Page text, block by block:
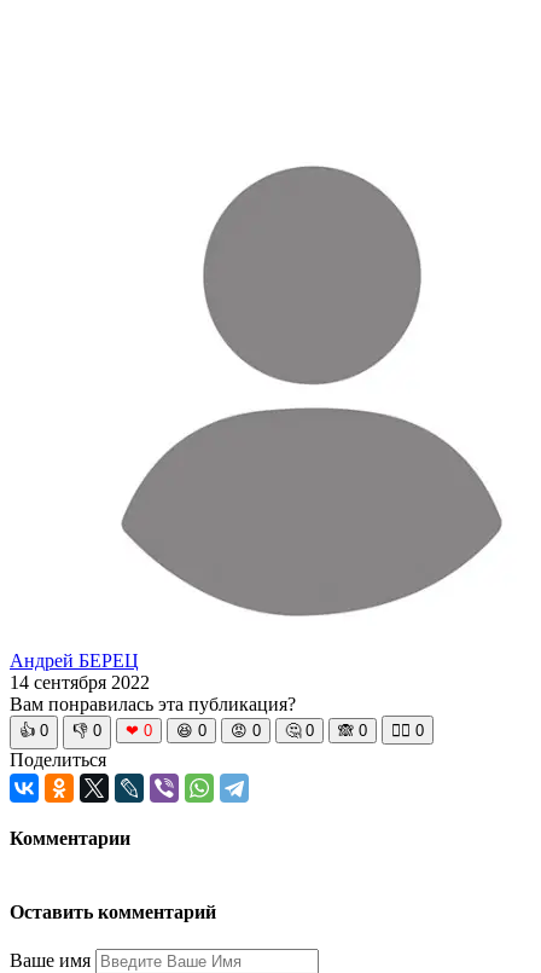
Андрей БЕРЕЦ
14 сентября 2022
Вам понравилась эта публикация?
👍 0 👎 0 ❤ 0 😆 0 😡 0 🤔 0 🙈 0 🧘‍♀️ 0
Поделиться
Комментарии
Оставить комментарий
Ваше имя